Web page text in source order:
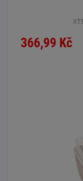
366,99 Kč